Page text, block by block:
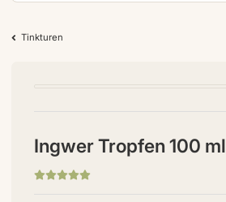
Tinkturen
Ingwer Tropfen 100 ml